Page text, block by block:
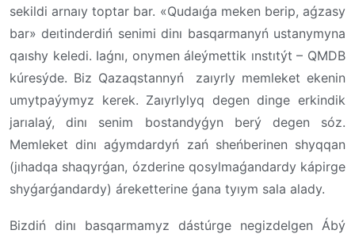
sekildi arnaıy toptar bar. «Qudaıǵa meken berip, aǵzasy
bar» deıtinderdiń senimi dinı basqarmanyń ustanymyna
qaıshy keledi. Iaǵnı, onymen áleýmettik ınstıtýt – QMDB
kúresýde. Biz Qazaqstannyń zaıyrly memleket ekenin
umytpaýymyz kerek. Zaıyrlylyq degen dinge erkindik
jarıalaý, dinı senim bostandyǵyn berý degen sóz.
Memleket dinı aǵymdardyń zań sheńberinen shyqqan
(jıhadqa shaqyrǵan, ózderine qosylmaǵandardy kápirge
shyǵarǵandardy) áreketterine ǵana tyıym sala alady.
Bizdiń dinı basqarmamyz dástúrge negizdelgen Ábý